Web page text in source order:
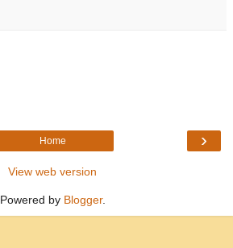
›
Home
View web version
Powered by Blogger.